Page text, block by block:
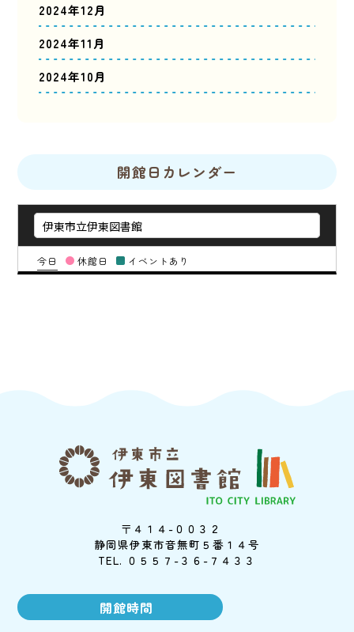
開館日カレンダー
今日 休館日 イベントあり
2024年12月
2024年11月
2024年10月
〒４１４-００３２
静岡県伊東市音無町５番１４号
TEL. ０５５７-３６-７４３３
開館時間